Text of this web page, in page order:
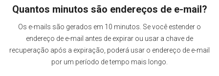
Quantos minutos são endereços de e-mail?
Os e-mails são gerados em 10 minutos. Se você estender o
endereço de e-mail antes de expirar ou usar a chave de
recuperação após a expiração, poderá usar o endereço de e-mail
por um período de tempo mais longo.